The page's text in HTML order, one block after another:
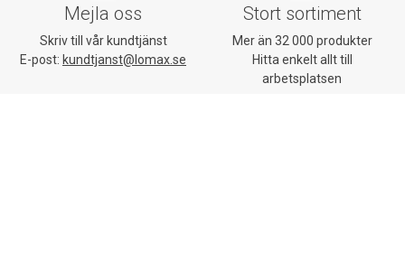
Mejla oss
Skriv till vår kundtjänst
E-post: kundtjanst@lomax.se
Stort sortiment
Mer än 32 000 produkter
Hitta enkelt allt till
arbetsplatsen